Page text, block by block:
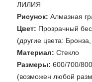
ЛИЛИЯ
Рисунок: Алмазная
Цвет: Прозрачный
(другие цвета:
Материал: Стекло
Размеры: 600/700/
(возможен любой